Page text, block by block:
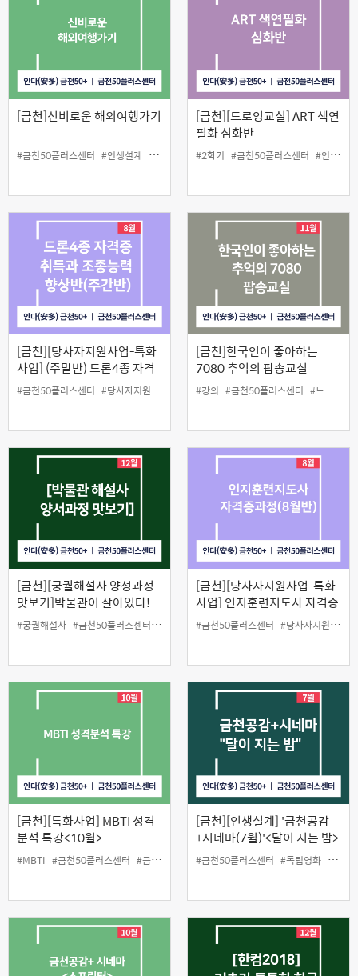
[금천]신비로운 해외여행가기
#금천50플러스센터 #인생설계 #해외여행정보
[금천][드로잉교실] ART 색연
필화 심화반
#2학기 #금천50플러스센터 #인생설계
[금천][당사자지원사업-특화
사업] (주말반) 드론4종 자격
증 취득과 조종능력 향상반8
월반)
#금천50플러스센터 #당사자지원 #드론4종
[금천]한국인이 좋아하는
7080 추억의 팝송교실
#강의 #금천50플러스센터 #노래
[금천][궁궐해설사 양성과정
맛보기]박물관이 살아있다!
#궁궐해설사 #금천50플러스센터 #맛보기 #원데이클래스
[금천][당사자지원사업-특화
사업] 인지훈련지도사 자격증
과정 4차(8월반)
#금천50플러스센터 #당사자지원 #인
[금천][특화사업] MBTI 성격
분석 특강<10월>
#MBTI #금천50플러스센터 #금천구 #당사자지원사업 #성격분석 #인생설계사업
[금천][인생설계] '금천공감
+시네마(7월)'<달이 지는 밤>
(오프라인)
#금천50플러스센터 #독립영화 #무료